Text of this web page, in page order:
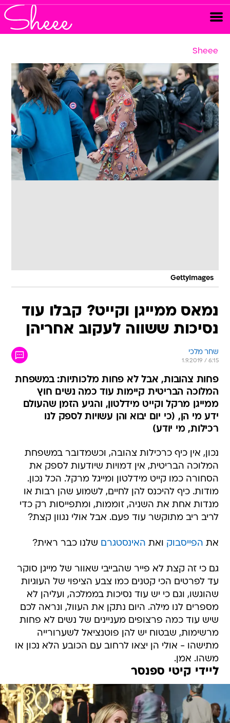
Sheee
GettyImages
נמאס ממייגן וקייט? קבלו עוד
נסיכות ששווה לעקוב אחריהן
שחר מלכי
1.9.2019 / 6:15
פחות צהובות, אבל לא פחות מלכותיות: במשפחת
המלוכה הבריטית קיימות עוד כמה נשים חוץ
ממייגן מרקל וקייט מידלטון, והגיע הזמן שהעולם
ידע מי הן, (כי יום יבוא והן עשויות לספק לנו
רכילות, מי יודע)
נכון, אין כיף כרכילות צהובה, וכשמדובר במשפחת
המלוכה הבריטית, אין דמויות שיודעות לספק את
הסחורה כמו קייט מידלטון ומייגל מרקל. הכל נכון.
מודות. כיף להיכנס להן לחיים, לשמוע שהן רבות או
מנדות אחת את השניה, זוממות, ומתפייסות רק כדי
לריב ריב מתוקשר עוד פעם. אבל אולי נגוון קצת?
את הפייסבוק ואת האינסטגרם שלנו כבר ראית?
גם כי זה קצת לא פייר שהבייבי שאוור של מייגן סוקר
עד לפרטים הכי קטנים כמו צבע הציפוי של העוגיות
שהוגשו, וגם כי יש עוד נסיכות בממלכה, ועליהן לא
מספרים לנו מילה. היום נתקן את העוול, ונראה לכם
שיש עוד כמה פרצופים מעניינים של נשים לא פחות
מרשימות, שבטוח יש להן פוטנציאל לשערורייה
מתישהו - אולי הן יצאו לרחוב עם הכובע הלא נכון או
משהו. אמן.
ליידי קיטי ספנסר